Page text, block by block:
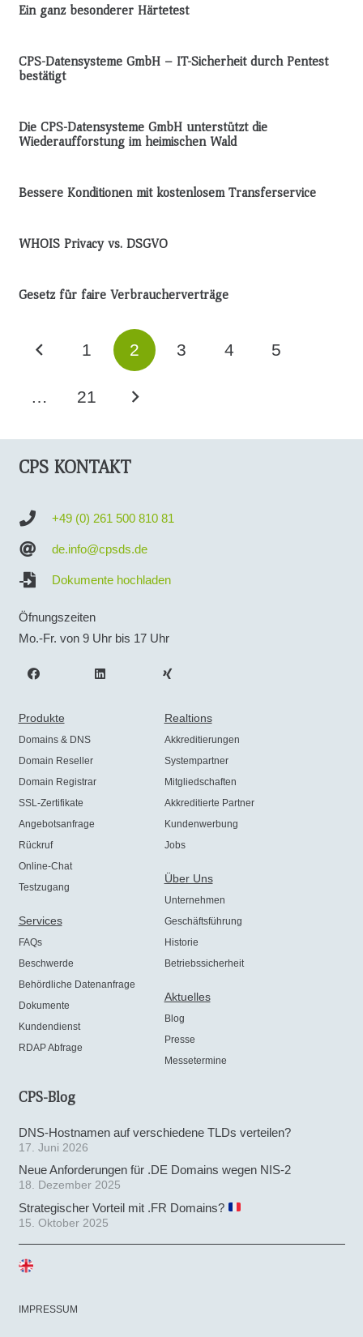
Ein ganz besonderer Härtetest
CPS-Datensysteme GmbH – IT-Sicherheit durch Pentest
bestätigt
Die CPS-Datensysteme GmbH unterstützt die
Wiederaufforstung im heimischen Wald
Bessere Konditionen mit kostenlosem Transferservice
WHOIS Privacy vs. DSGVO
Gesetz für faire Verbraucherverträge
1 2 3 4 5
… 21
CPS KONTAKT
+49 (0) 261 500 810 81
de.info@cpsds.de
Dokumente hochladen
Öfnungszeiten
Mo.-Fr. von 9 Uhr bis 17 Uhr
Produkte
Domains & DNS
Domain Reseller
Domain Registrar
SSL-Zertifikate
Angebotsanfrage
Rückruf
Online-Chat
Testzugang
Services
FAQs
Beschwerde
Behördliche Datenanfrage
Dokumente
Kundendienst
RDAP Abfrage
Realtions
Akkreditierungen
Systempartner
Mitgliedschaften
Akkreditierte Partner
Kundenwerbung
Jobs
Über Uns
Unternehmen
Geschäftsführung
Historie
Betriebssicherheit
Aktuelles
Blog
Presse
Messetermine
CPS-Blog
DNS-Hostnamen auf verschiedene TLDs verteilen?
17. Juni 2026
Neue Anforderungen für .DE Domains wegen NIS-2
18. Dezember 2025
Strategischer Vorteil mit .FR Domains?
15. Oktober 2025
IMPRESSUM